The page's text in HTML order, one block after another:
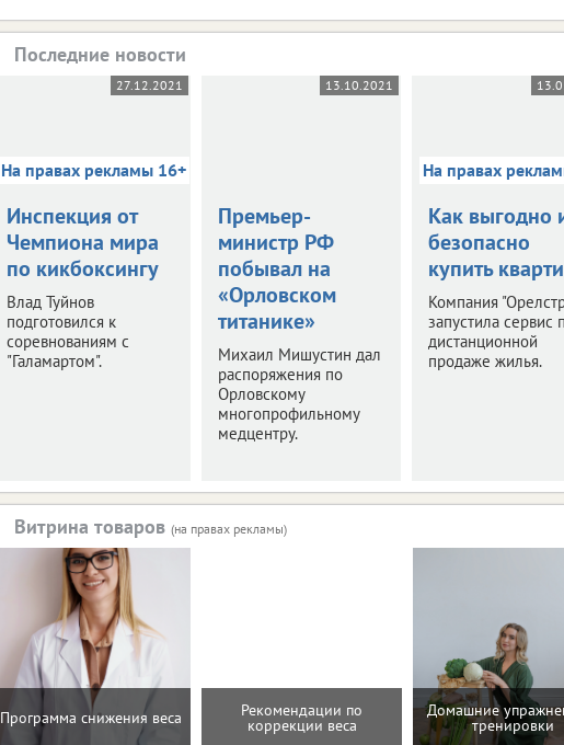
Последние новости
27.12.2021
На правах рекламы 16+
Инспекция от
Чемпиона мира
по кикбоксингу
Влад Туйнов
подготовился к
соревнованиям с
"Галамартом".
13.10.2021
Премьер-
министр РФ
побывал на
«Орловском
титанике»
Михаил Мишустин дал
распоряжения по
Орловскому
многопрофильному
медцентру.
На правах
Как выгодно
безопасно
купить
Компания
запустила сервис
дистанционной
продаже жилья.
Витрина товаров (на правах рекламы)
Программа снижения веса Рекомендации по
коррекции веса
Домашние
тренировки